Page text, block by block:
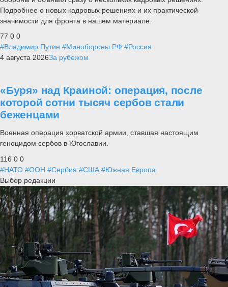
Подробнее о новых кадровых решениях и их практической
значимости для фронта в нашем материале.
77 0 0
#Владимир Путин #Минобороны РФ #Россия
4 августа 2026За рубежом
«Буря» над Краиной: операция, после
которой сотни тысяч сербов стали
беженцами
Военная операция хорватской армии, ставшая настоящим
геноцидом сербов в Югославии.
116 0 0
#НАТО #ООН #Сербия #США #Южная Европа
Выбор редакции